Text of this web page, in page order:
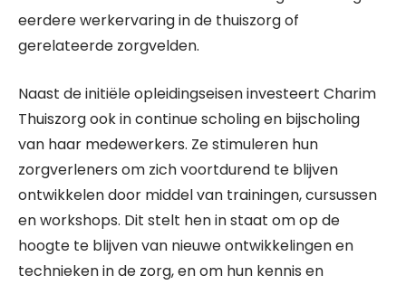
eerdere werkervaring in de thuiszorg of
gerelateerde zorgvelden.
Naast de initiële opleidingseisen investeert Charim
Thuiszorg ook in continue scholing en bijscholing
van haar medewerkers. Ze stimuleren hun
zorgverleners om zich voortdurend te blijven
ontwikkelen door middel van trainingen, cursussen
en workshops. Dit stelt hen in staat om op de
hoogte te blijven van nieuwe ontwikkelingen en
technieken in de zorg, en om hun kennis en